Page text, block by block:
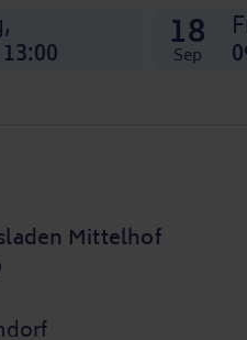
18
Sep
Mittelhof